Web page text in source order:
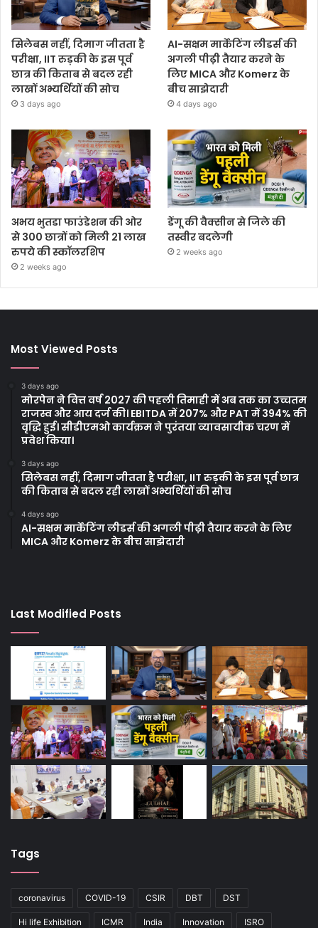
सिलेबस नहीं, दिमाग जीतता है
परीक्षा, IIT रुड़की के इस पूर्व
छात्र की किताब से बदल रही
लाखों अभ्यर्थियों की सोच
3 days ago
AI-सक्षम मार्केटिंग लीडर्स की
अगली पीढ़ी तैयार करने के
लिए MICA और Komerz के
बीच साझेदारी
4 days ago
अभय भुतडा फाउंडेशन की ओर
से 300 छात्रों को मिली 21 लाख
रुपये की स्कॉलरशिप
2 weeks ago
डेंगू की वैक्सीन से जिले की
तस्वीर बदलेगी
2 weeks ago
Most Viewed Posts
3 days ago
मोरपेन ने वित्त वर्ष 2027 की पहली तिमाही में अब तक का उच्चतम
राजस्व और आय दर्ज की। EBITDA में 207% और PAT में 394% की
वृद्धि हुई। सीडीएमओ कार्यक्रम ने पुरंतया व्यावसायीक चरण में
प्रवेश किया।
3 days ago
सिलेबस नहीं, दिमाग जीतता है परीक्षा, IIT रुड़की के इस पूर्व छात्र
की किताब से बदल रही लाखों अभ्यर्थियों की सोच
4 days ago
AI-सक्षम मार्केटिंग लीडर्स की अगली पीढ़ी तैयार करने के लिए
MICA और Komerz के बीच साझेदारी
Last Modified Posts
Tags
coronavirus COVID-19 CSIR DBT DST
Hi life Exhibition ICMR India Innovation ISRO